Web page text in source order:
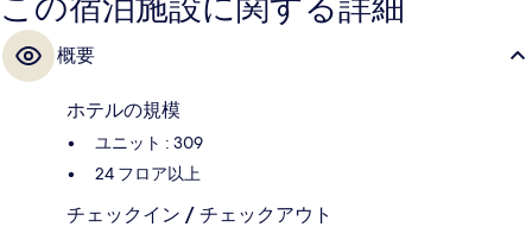
概要
ホテルの規模
ユニット : 309
24 フロア以上
チェックイン / チェックアウト